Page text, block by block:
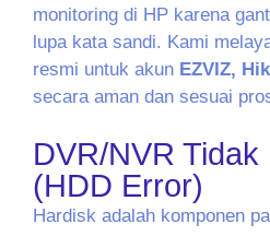
monitoring di HP karena
lupa kata sandi. Kami
resmi untuk akun EZVIZ,
secara aman dan sesuai
DVR/NVR Tidak
(HDD Error)
Hardisk adalah komponen